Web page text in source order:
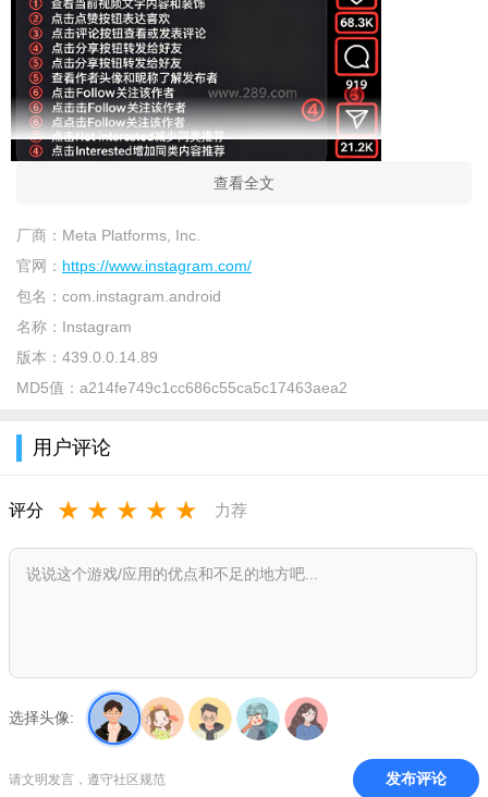
主要特点与亮点
裁剪、旋转、调整亮度对比度，一键出大片。
票、问答等互动，轻松与好友互动。
Reels短视频：15秒至60秒的创意短视频，支持配乐、快慢
速、特效剪辑，紧跟潮流。
购物标签与广告：品牌可添加商品链接，用户直接下单购
买；智能推荐个性化内容。
实用小贴士
查看全文
厂商： Meta Platforms, Inc.
官网： https://www.instagram.com/
包名： com.instagram.android
名称： Instagram
版本： 439.0.0.14.89
MD5值： a214fe749c1cc686c55ca5c17463aea2
用户评论
评分 ★ ★ ★ ★ ★ 力荐
选择头像:
请文明发言，遵守社区规范 发布评论